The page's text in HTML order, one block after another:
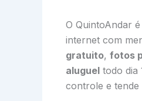
O QuintoAndar
internet com
gratuito, fotos
aluguel todo dia
controle e tende